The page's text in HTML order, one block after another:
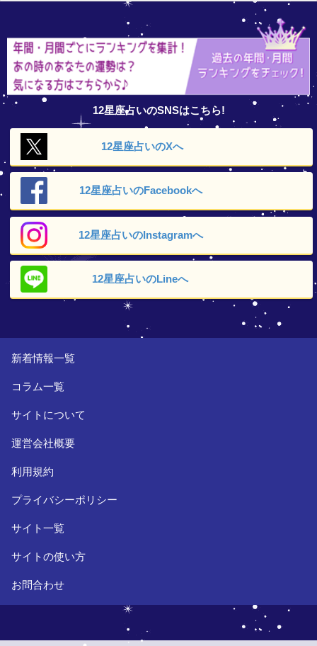
12星座占いのSNSはこちら!
12星座占いのXへ
12星座占いのFacebookへ
12星座占いのInstagramへ
12星座占いのLineへ
新着情報一覧
コラム一覧
サイトについて
運営会社概要
利用規約
プライバシーポリシー
サイト一覧
サイトの使い方
お問合わせ